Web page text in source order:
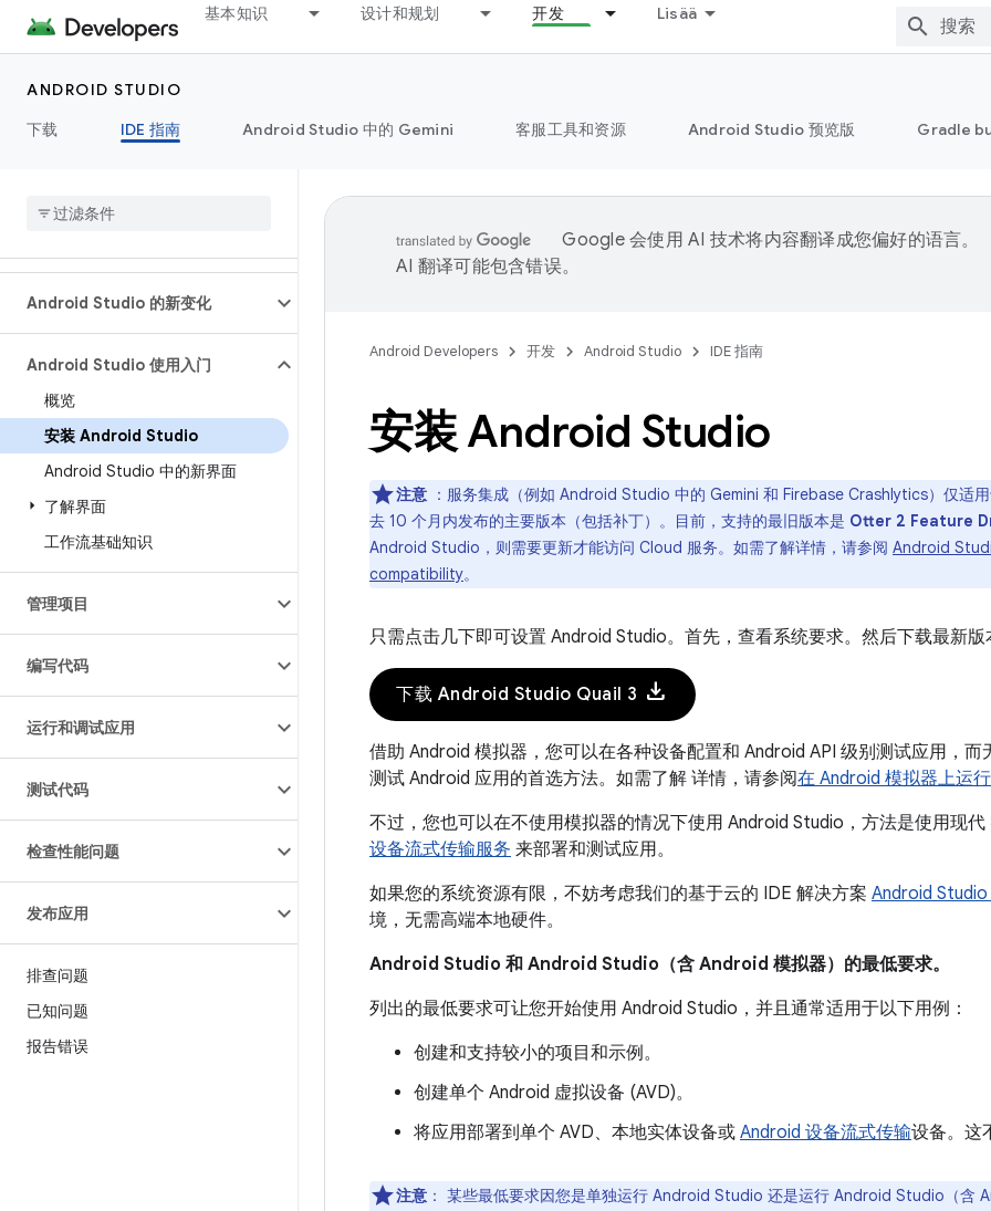
基本知识 设计和规划 开发 Lisää
ANDROID STUDIO
下载
IDE 指南 Android Studio 中的 Gemini 客服工具和资源 Android Studio 预览版 Gradle
Android Studio 的新变化
Android Studio 使用入门
概览
安装 Android Studio
Android Studio 中的新界面
了解界面
工作流基础知识
管理项目
编写代码
运行和调试应用
测试代码
检查性能问题
发布应用
排查问题
已知问题
报告错误
Google 会使用 AI 技术将内容翻译成您偏好的语言。
AI 翻译可能包含错误。
Android Developers 开发 Android Studio IDE 指南
安装 Android Studio
注意 ：服务集成（例如 Android Studio 中的 Gemini 和 Firebase Crashlytics）仅适
去 10 个月内发布的主要版本（包括补丁）。目前，支持的最旧版本是 Otter 2 Feature
Android Studio，则需要更新才能访问 Cloud 服务。如需了解详情，请参阅 Android
compatibility。
只需点击几下即可设置 Android Studio。首先，查看系统要求。然后下载最新版
下载 Android Studio Quail 3 download
借助 Android 模拟器，您可以在各种设备配置和 Android API 级别测试应用，
测试 Android 应用的首选方法。如需了解 详情，请参阅在 Android 模拟器上运
不过，您也可以在不使用模拟器的情况下使用 Android Studio，方法是使用现代
设备流式传输服务 来部署和测试应用。
如果您的系统资源有限，不妨考虑我们的基于云的 IDE 解决方案 Android Studio
境，无需高端本地硬件。
Android Studio 和 Android Studio（含 Android 模拟器）的最低要求。
列出的最低要求可让您开始使用 Android Studio，并且通常适用于以下用例：
创建和支持较小的项目和示例。
创建单个 Android 虚拟设备 (AVD)。
将应用部署到单个 AVD、本地实体设备或 Android 设备流式传输设备。这
注意 ： 某些最低要求因您是单独运行 Android Studio 还是运行 Android Studio（含